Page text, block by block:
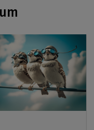
sowie
Compliance-